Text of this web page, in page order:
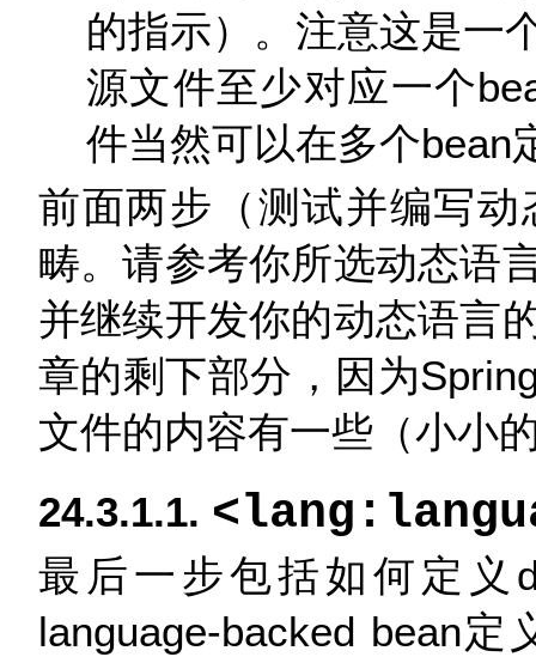
的指示）。注意这是一
源文件至少对应一个
件当然可以在多个bean
前面两步（测试并编写
畴。请参考你所选动态语
并继续开发你的动态语言
章的剩下部分，因为
文件的内容有一些（小小
24.3.1.1.
最后一步包括如何定义
language-backed bean定